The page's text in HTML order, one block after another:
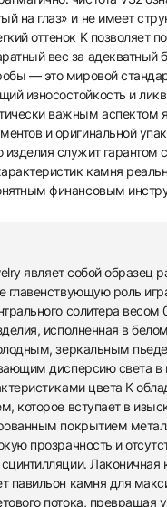
на глаз» и не имеет
оттенок K позволяет
вес за адекватный
— это мировой
износостойкость и
важным аспектом
и оригинальной
изделия служит гарантом
камня
финансовым
являет собой образец
главенствующую роль
солитера весом
исполненная в
зеркальным
дисперсию света в
цвета K
которое вступает в
покрытием
прозрачность и
Лаконичная
павильон камня для
потока, превращая